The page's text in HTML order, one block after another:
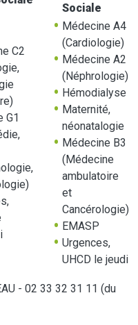
Sociale
C2
G1
Médecine A4
(Cardiologie)
Médecine A2
(Néphrologie)
Hémodialyse
Maternité,
néonatalogie
Médecine B3
(Médecine
ambulatoire
et
Cancérologie)
EMASP
Urgences,
UHCD le jeudi
- 02 33 32 31 11 (du